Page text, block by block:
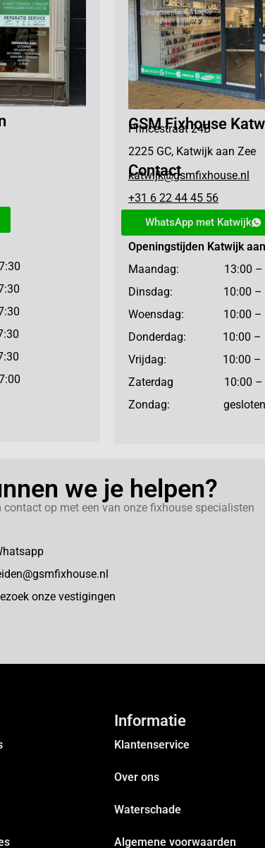
GSM Fixhouse
Princestraat 24B
2225 GC, Katwijk aan Zee
Contact
katwijk@gsmfixhouse.nl
+31 6 22 44 45 56
WhatsApp met Katwijk
Openingstijden Katwijk
Maandag: 13:00 –
Dinsdag: 10:00 –
Woensdag: 10:00 –
Donderdag: 10:00 –
Vrijdag: 10:00 –
Zaterdag 10:00 –
Zondag: gesloten
we je helpen?
contact op met een van onze fixhouse specialisten
onze vestigingen
Informatie
Klantenservice
Over ons
Waterschade
Algemene voorwaarden